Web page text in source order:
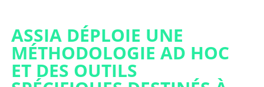
ASSIA DÉPLOIE UNE
MÉTHODOLOGIE AD HOC
ET DES OUTILS